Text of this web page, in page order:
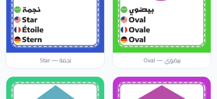
بيضوي — Oval نجمة — Star